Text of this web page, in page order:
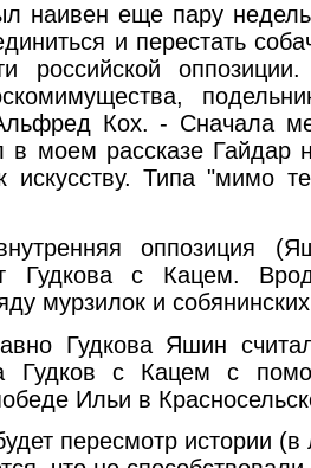
наивен еще пару
и перестать
российской
Кох. - Сначала
моем рассказе Гайдар
искусству. Типа "мимо
оппозиция
Гудкова с Кацем.
мурзилок и
Гудкова Яшин
Гудков с Кацем с
Ильи в
пересмотр истории